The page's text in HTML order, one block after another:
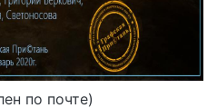
по почте)